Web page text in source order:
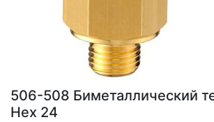
506-508 Биметаллический
Hex 24